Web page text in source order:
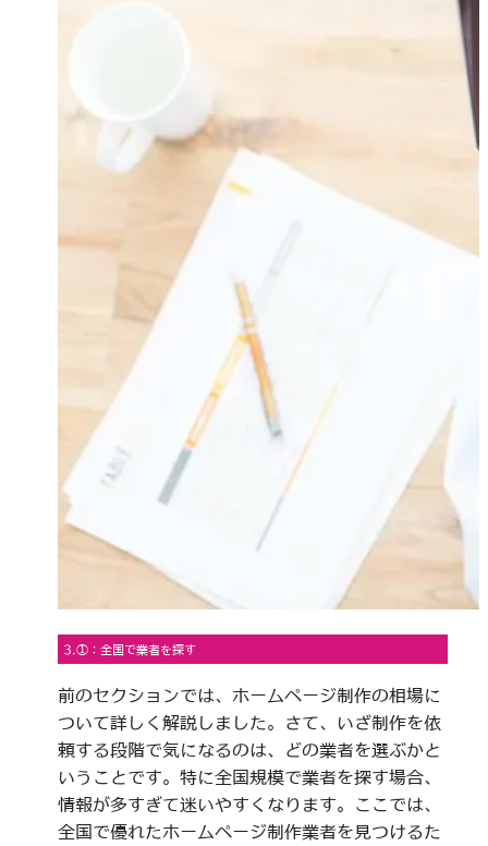
3.①：全国で業者を探す
前のセクションでは、ホームページ制作の相場に
ついて詳しく解説しました。さて、いざ制作を依
頼する段階で気になるのは、どの業者を選ぶかと
いうことです。特に全国規模で業者を探す場合、
情報が多すぎて迷いやすくなります。ここでは、
全国で優れたホームページ制作業者を見つけるた